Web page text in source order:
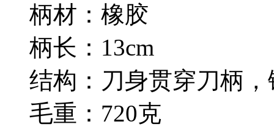
柄材：橡胶
柄长：13cm
结构：刀身贯穿刀柄
毛重：720克